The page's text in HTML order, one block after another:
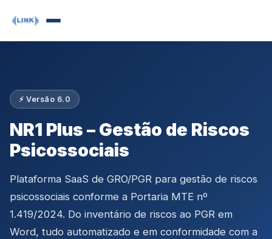
⚡ Versão 6.0
NR1 Plus – Gestão de Riscos
Psicossociais
Plataforma SaaS de GRO/PGR para gestão de riscos
psicossociais conforme a Portaria MTE nº
1.419/2024. Do inventário de riscos ao PGR em
Word, tudo automatizado e em conformidade com a